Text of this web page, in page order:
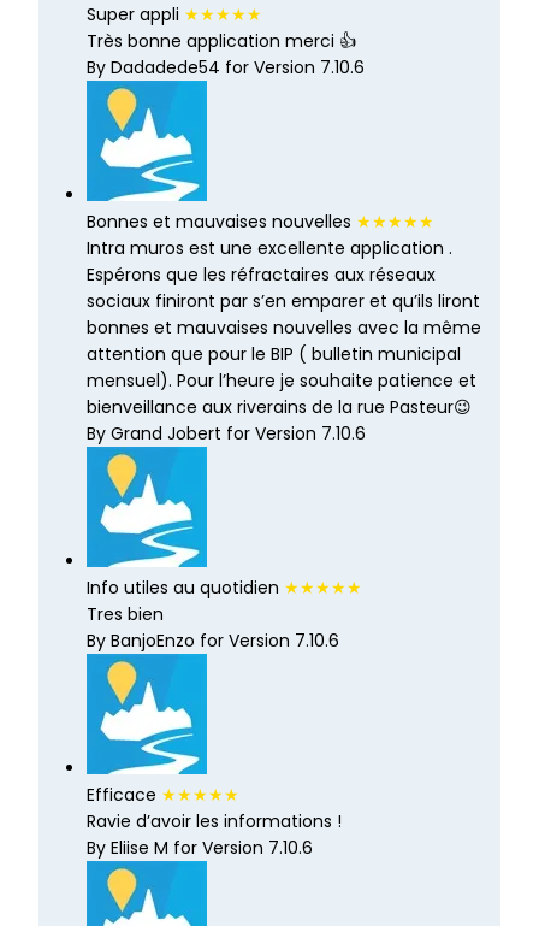
Super appli ★★★★★
Très bonne application merci 👍
By Dadadede54 for Version 7.10.6
Bonnes et mauvaises nouvelles ★★★★★
Intra muros est une excellente application .
Espérons que les réfractaires aux réseaux
sociaux finiront par s’en emparer et qu’ils liront
bonnes et mauvaises nouvelles avec la même
attention que pour le BIP ( bulletin municipal
mensuel). Pour l’heure je souhaite patience et
bienveillance aux riverains de la rue Pasteur😉
By Grand Jobert for Version 7.10.6
Info utiles au quotidien ★★★★★
Tres bien
By BanjoEnzo for Version 7.10.6
Efficace ★★★★★
Ravie d’avoir les informations !
By Eliise M for Version 7.10.6